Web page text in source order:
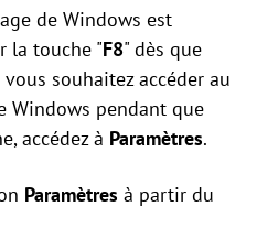
de Windows est
la touche "F8" dès que
souhaitez accéder au
Windows pendant que
accédez à Paramètres.
Paramètres à partir du